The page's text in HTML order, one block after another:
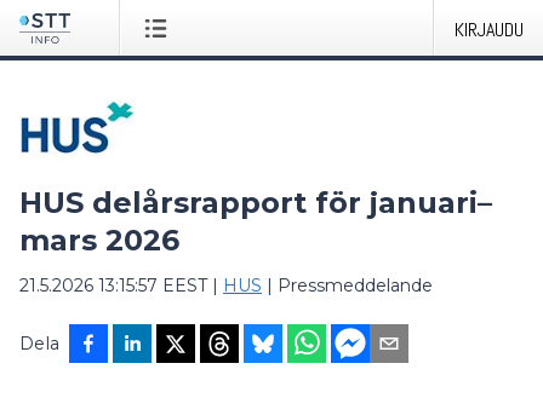
KIRJAUDU
HUS delårsrapport för januari–
mars 2026
21.5.2026 13:15:57 EEST| HUS | Pressmeddelande
Dela